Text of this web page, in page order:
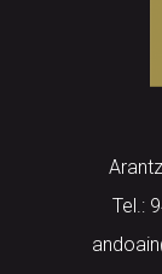
Tel.: